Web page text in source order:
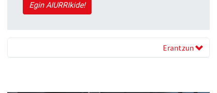
Egin AIURRIkide!
Erantzun